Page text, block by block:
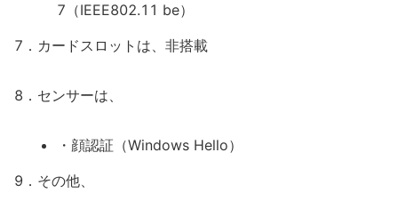
7（IEEE802.11 be）
7．カードスロットは、非搭載
8．センサーは、
・顔認証（Windows Hello）
9．その他、